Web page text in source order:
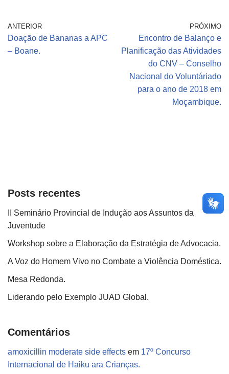
ANTERIOR
Doação de Bananas a APC
– Boane.
PRÓXIMO
Encontro de Balanço e
Planificação das Atividades
do CNV – Conselho
Nacional do Voluntáriado
para o ano de 2018 em
Moçambique.
Posts recentes
II Seminário Provincial de Indução aos Assuntos da
Juventude
Workshop sobre a Elaboração da Estratégia de Advocacia.
A Voz do Homem Vivo no Combate a Violência Doméstica.
Mesa Redonda.
Liderando pelo Exemplo JUAD Global.
Comentários
amoxicillin moderate side effects em 17º Concurso
Internacional de Haiku ara Crianças.